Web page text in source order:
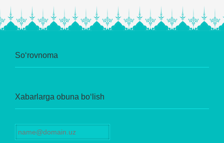
So‘rovnoma
Xabarlarga obuna bo‘lish